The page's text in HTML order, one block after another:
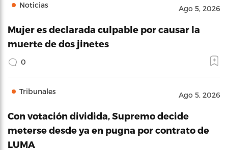
Noticias Ago 5, 2026
Mujer es declarada culpable por causar la
muerte de dos jinetes
0
Tribunales Ago 5, 2026
Con votación dividida, Supremo decide
meterse desde ya en pugna por contrato de
LUMA